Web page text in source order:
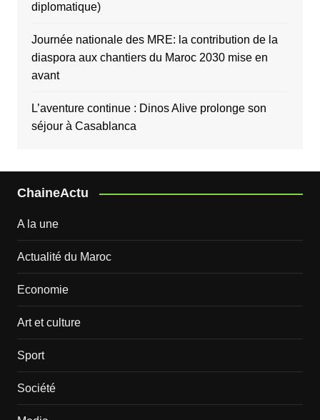
diplomatique)
Journée nationale des MRE: la contribution de la
diaspora aux chantiers du Maroc 2030 mise en
avant
L’aventure continue : Dinos Alive prolonge son
séjour à Casablanca
ChaineActu
A la une
Actualité du Maroc
Economie
Art et culture
Sport
Société